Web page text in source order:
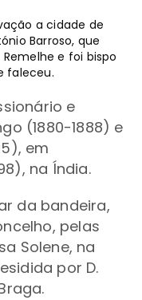
a cidade de
Barroso, que
e foi bispo
faleceu.
e
(1880-1888) e
em
na Índia.
da bandeira,
pelas
Solene, na
por D.